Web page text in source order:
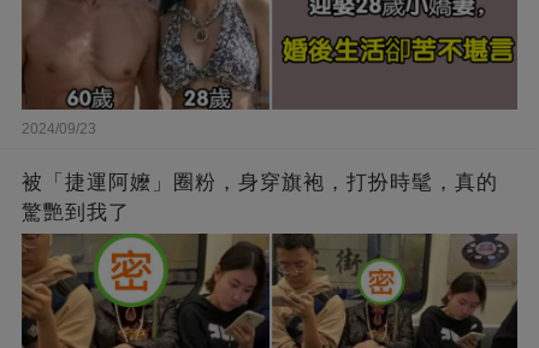
2024/09/23
被「捷運阿嬤」圈粉，身穿旗袍，打扮時髦，真的
驚艷到我了